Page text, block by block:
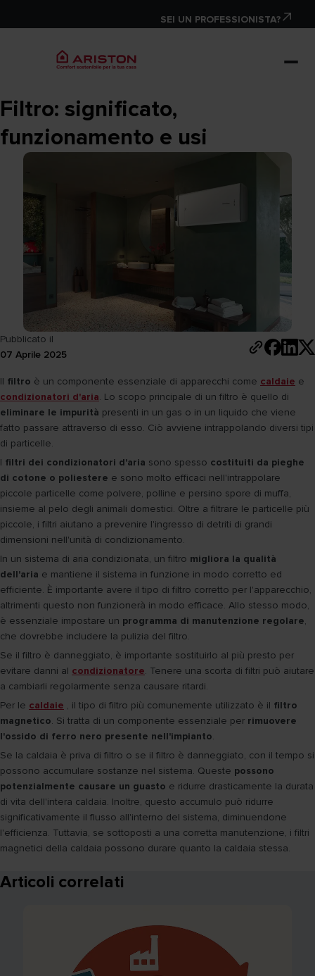
SEI UN PROFESSIONISTA?
Filtro: significato,
funzionamento e usi
Pubblicato il
07 Aprile 2025
Il filtro è un componente essenziale di apparecchi come caldaie e
condizionatori d'aria. Lo scopo principale di un filtro è quello di
eliminare le impurità presenti in un gas o in un liquido che viene
fatto passare attraverso di esso. Ciò avviene intrappolando diversi tipi
di particelle.
I filtri dei condizionatori d'aria sono spesso costituiti da pieghe
di cotone o poliestere e sono molto efficaci nell'intrappolare
piccole particelle come polvere, polline e persino spore di muffa,
insieme al pelo degli animali domestici. Oltre a filtrare le particelle più
piccole, i filtri aiutano a prevenire l'ingresso di detriti di grandi
dimensioni nell'unità di condizionamento.
In un sistema di aria condizionata, un filtro migliora la qualità
dell'aria e mantiene il sistema in funzione in modo corretto ed
efficiente. È importante avere il tipo di filtro corretto per l'apparecchio,
altrimenti questo non funzionerà in modo efficace. Allo stesso modo,
è essenziale impostare un programma di manutenzione regolare,
che dovrebbe includere la pulizia del filtro.
Se il filtro è danneggiato, è importante sostituirlo al più presto per
evitare danni al condizionatore. Tenere una scorta di filtri può aiutare
a cambiarli regolarmente senza causare ritardi.
Per le caldaie , il tipo di filtro più comunemente utilizzato è il filtro
magnetico. Si tratta di un componente essenziale per rimuovere
l'ossido di ferro nero presente nell'impianto.
Se la caldaia è priva di filtro o se il filtro è danneggiato, con il tempo si
possono accumulare sostanze nel sistema. Queste possono
potenzialmente causare un guasto e ridurre drasticamente la durata
di vita dell'intera caldaia. Inoltre, questo accumulo può ridurre
significativamente il flusso all'interno del sistema, diminuendone
l'efficienza. Tuttavia, se sottoposti a una corretta manutenzione, i filtri
magnetici della caldaia possono durare quanto la caldaia stessa.
Articoli correlati